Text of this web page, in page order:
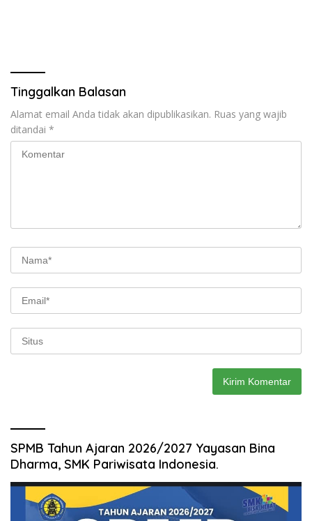
Tinggalkan Balasan
Alamat email Anda tidak akan dipublikasikan. Ruas yang wajib
ditandai *
SPMB Tahun Ajaran 2026/2027 Yayasan Bina
Dharma, SMK Pariwisata Indonesia.